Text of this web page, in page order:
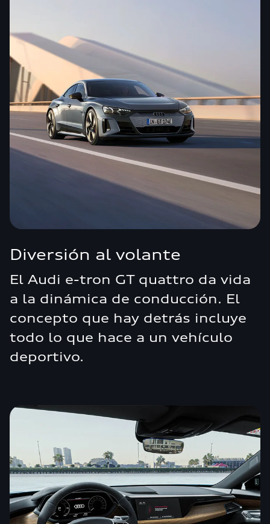
Diversión al volante
El Audi e-tron GT quattro da vida
a la dinámica de conducción. El
concepto que hay detrás incluye
todo lo que hace a un vehículo
deportivo.